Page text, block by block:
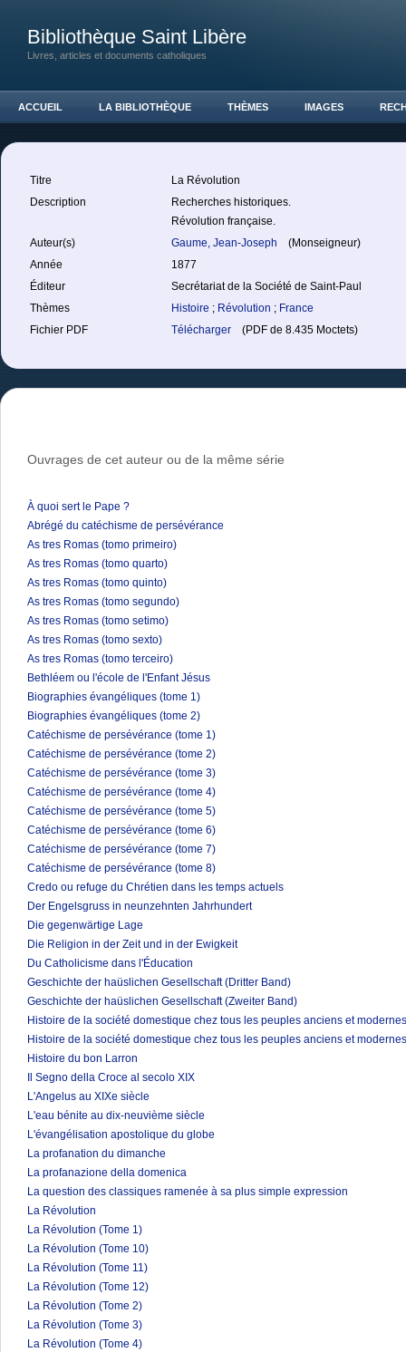
Bibliothèque Saint Libère
Livres, articles et documents catholiques
ACCUEIL LA BIBLIOTHÈQUE THÈMES IMAGES
Titre
La Révolution
Description
Recherches historiques.
Révolution française.
Auteur(s)
Gaume, Jean-Joseph
(Monseigneur)
Année
1877
Éditeur
Secrétariat de la Société de Saint-Paul
Thèmes
Histoire ; Révolution ; France
Fichier PDF
Télécharger (PDF de 8.435 Moctets)
Ouvrages de cet auteur ou de la même série
À quoi sert le Pape ?
Abrégé du catéchisme de persévérance
As tres Romas (tomo primeiro)
As tres Romas (tomo quarto)
As tres Romas (tomo quinto)
As tres Romas (tomo segundo)
As tres Romas (tomo setimo)
As tres Romas (tomo sexto)
As tres Romas (tomo terceiro)
Bethléem ou l'école de l'Enfant Jésus
Biographies évangéliques (tome 1)
Biographies évangéliques (tome 2)
Catéchisme de persévérance (tome 1)
Catéchisme de persévérance (tome 2)
Catéchisme de persévérance (tome 3)
Catéchisme de persévérance (tome 4)
Catéchisme de persévérance (tome 5)
Catéchisme de persévérance (tome 6)
Catéchisme de persévérance (tome 7)
Catéchisme de persévérance (tome 8)
Credo ou refuge du Chrétien dans les temps actuels
Der Engelsgruss in neunzehnten Jahrhundert
Die gegenwärtige Lage
Die Religion in der Zeit und in der Ewigkeit
Du Catholicisme dans l'Éducation
Geschichte der haüslichen Gesellschaft (Dritter Band)
Geschichte der haüslichen Gesellschaft (Zweiter Band)
Histoire de la société domestique chez tous les peuples anciens et
Histoire de la société domestique chez tous les peuples anciens et
Histoire du bon Larron
Il Segno della Croce al secolo XIX
L'Angelus au XIXe siècle
L'eau bénite au dix-neuvième siècle
L'évangélisation apostolique du globe
La profanation du dimanche
La profanazione della domenica
La question des classiques ramenée à sa plus simple expression
La Révolution
La Révolution (Tome 1)
La Révolution (Tome 10)
La Révolution (Tome 11)
La Révolution (Tome 12)
La Révolution (Tome 2)
La Révolution (Tome 3)
La Révolution (Tome 4)